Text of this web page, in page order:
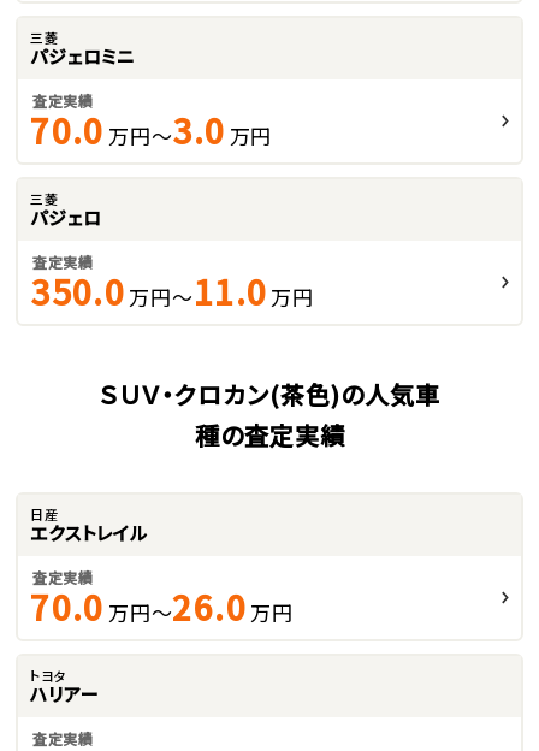
三菱
パジェロミニ
査定実績
70.0 万円～3.0 万円
三菱
パジェロ
査定実績
350.0 万円～11.0 万円
ＳＵＶ・クロカン(茶色)の人気車
種の査定実績
日産
エクストレイル
査定実績
70.0 万円～26.0 万円
トヨタ
ハリアー
査定実績